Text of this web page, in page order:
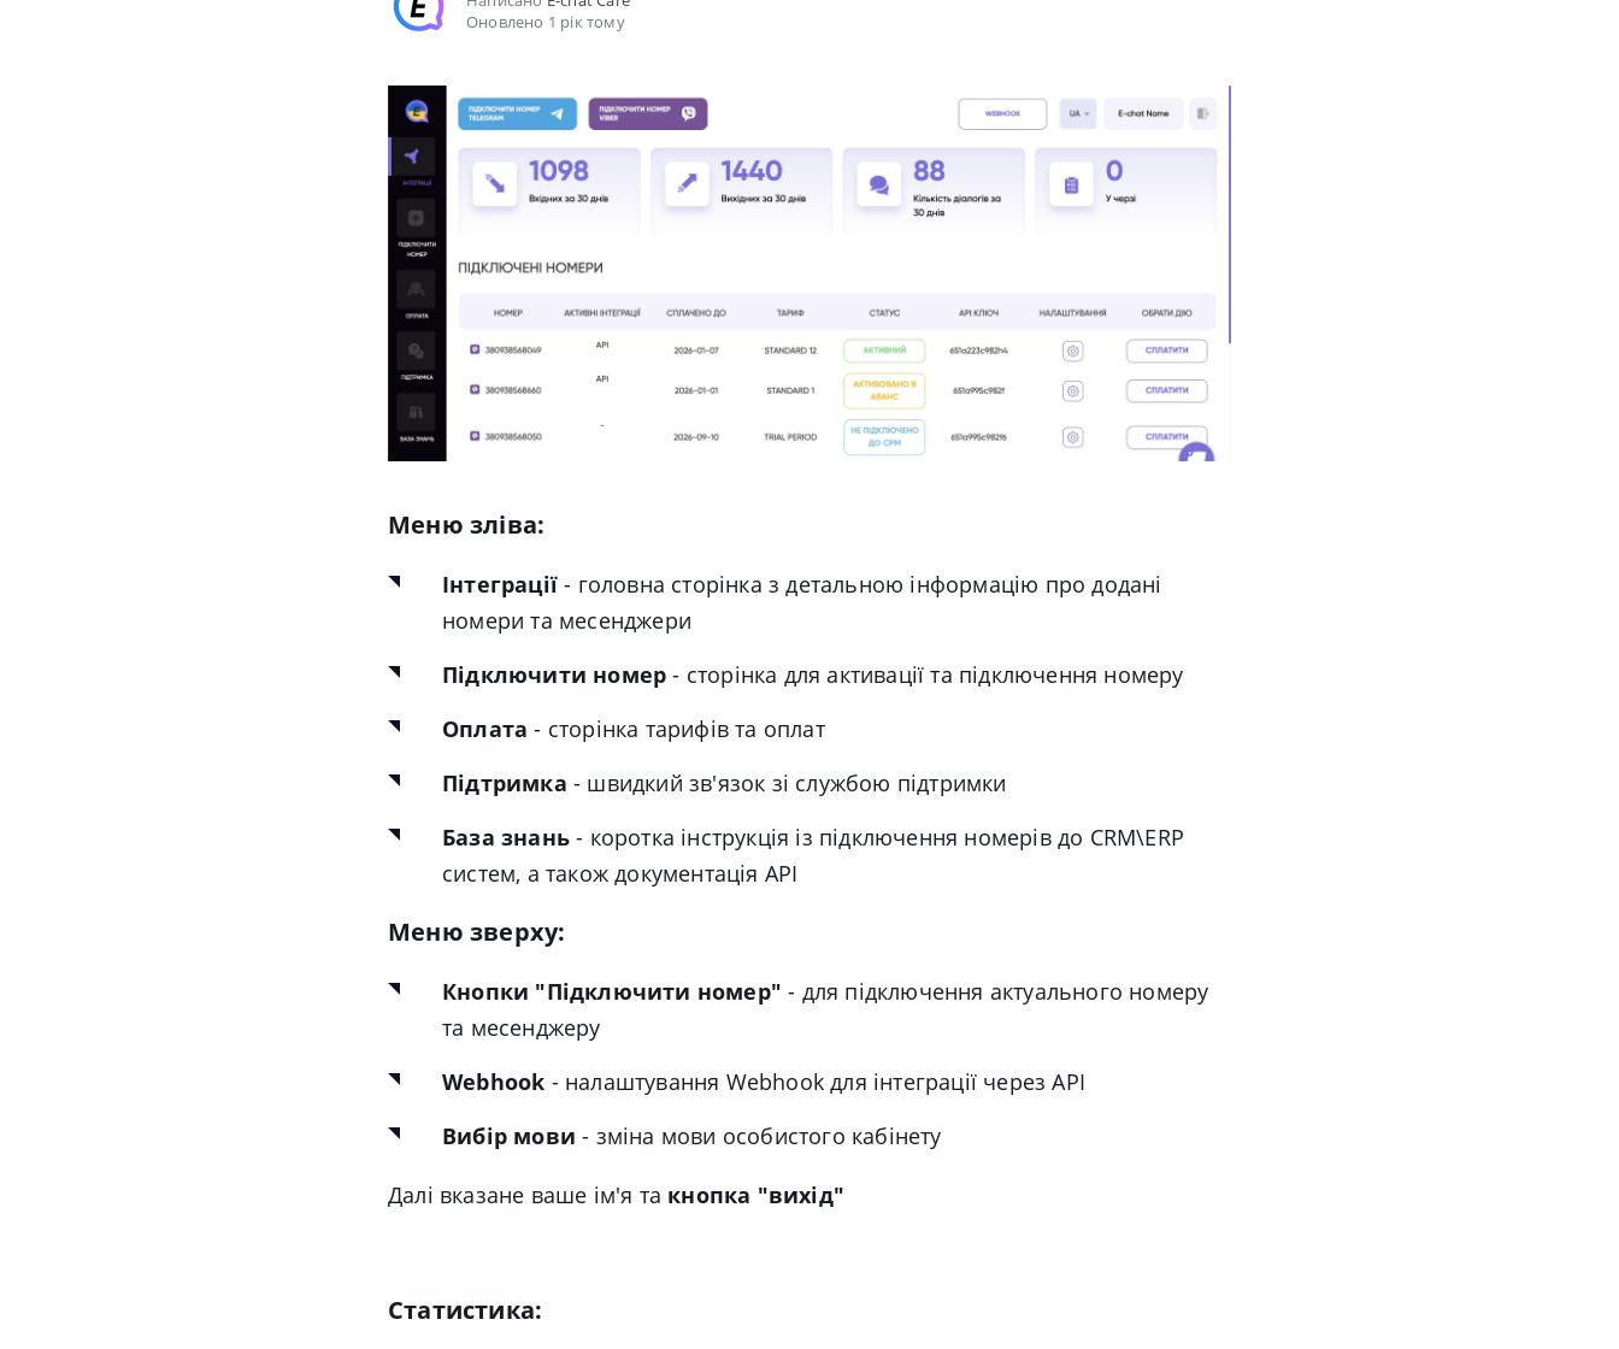
Оновлено 1 рік тому
Меню зліва:
Інтеграції - головна сторінка з детальною інформацію про додані
номери та месенджери
Підключити номер - сторінка для активації та підключення номеру
Оплата - сторінка тарифів та оплат
Підтримка - швидкий зв'язок зі службою підтримки
База знань - коротка інструкція із підключення номерів до CRM\ERP
систем, а також документація API
Меню зверху:
Кнопки "Підключити номер" - для підключення актуального номеру
та месенджеру
Webhook - налаштування Webhook для інтеграції через API
Вибір мови - зміна мови особистого кабінету
Далі вказане ваше ім'я та кнопка "вихід"
Статистика: